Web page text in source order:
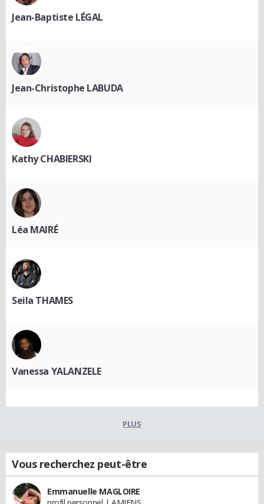
Jean-Baptiste LÉGAL
Jean-Christophe LABUDA
Kathy CHABIERSKI
Léa MAIRÉ
Seila THAMES
Vanessa YALANZELE
PLUS
Vous recherchez peut-être
Emmanuelle MAGLOIRE